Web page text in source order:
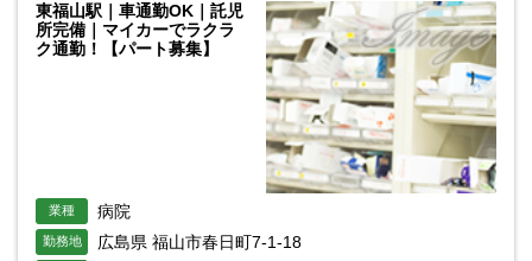
東福山駅｜車通勤OK｜託児
所完備｜マイカーでラクラ
ク通勤！【パート募集】
業種 病院
勤務地 広島県 福山市春日町7-1-18